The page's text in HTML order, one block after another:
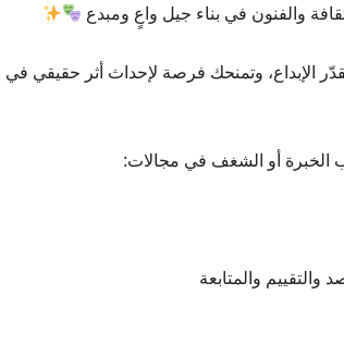
والفنون في بناء جيل واعٍ ومبدع
الإبداع، وتمنحك فرصة لإحداث أثر حقيقي
الخبرة أو الشغف في مجالات:
والتقييم والمتابعة